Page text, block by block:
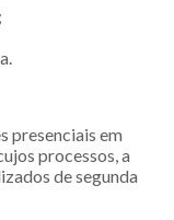
presenciais em
processos, a
de segunda